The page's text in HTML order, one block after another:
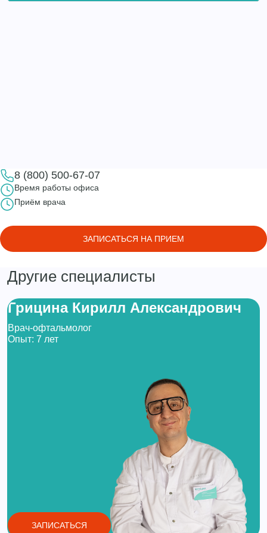
8 (800) 500-67-07
Время работы офиса
Приём врача
ЗАПИСАТЬСЯ НА ПРИЕМ
Другие специалисты
Грицина Кирилл Александрович
Врач-офтальмолог
Опыт: 7 лет
ЗАПИСАТЬСЯ